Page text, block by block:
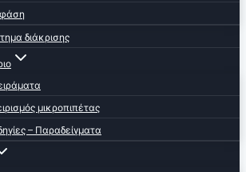
διάκρισης
μικροπιπέτας
– Παραδείγματα